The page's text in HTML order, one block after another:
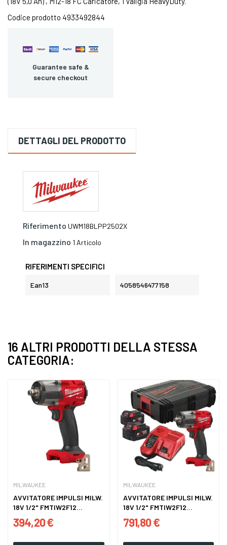
Codice prodotto 4933492844
Guarantee safe &
secure checkout
DETTAGLI DEL PRODOTTO
Riferimento UWM18BLPP2502X
In magazzino 1 Articolo
RIFERIMENTI SPECIFICI
Ean13 4058546477158
16 ALTRI PRODOTTI DELLA STESSA
CATEGORIA:
MILWAUKEE
AVVITATORE IMPULSI MILW.
18V 1/2" FMTIW2F12...
394,20 €
MILWAUKEE
AVVITATORE IMPULSI MILW.
18V 1/2" FMTIW2F12...
791,80 €